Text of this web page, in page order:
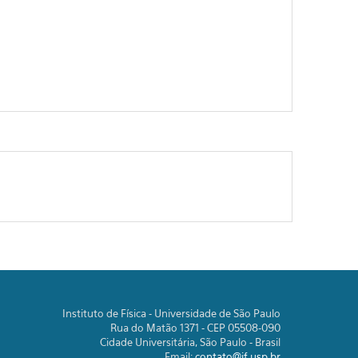
Instituto de Física - Universidade de São Paulo
Rua do Matão 1371 - CEP 05508-090
Cidade Universitária, São Paulo - Brasil